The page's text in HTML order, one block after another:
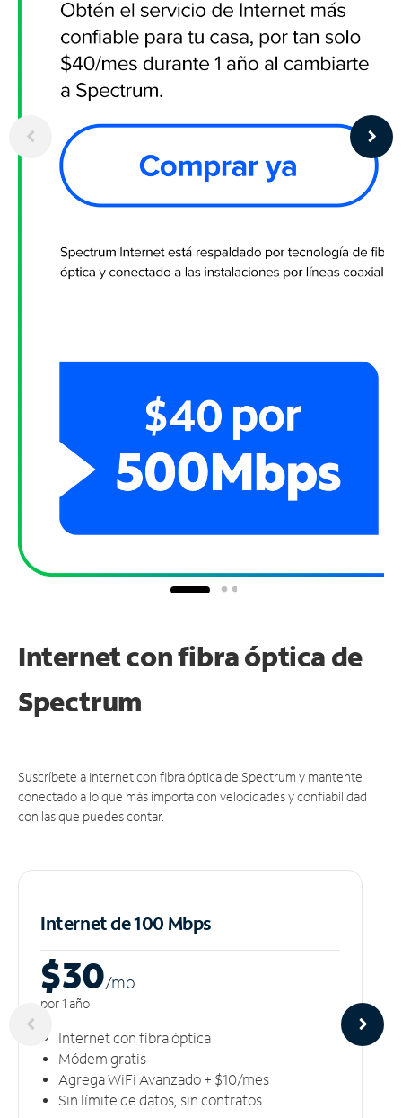
Internet con fibra óptica de
Spectrum
Suscríbete a Internet con fibra óptica de Spectrum y mantente
conectado a lo que más importa con velocidades y confiabilidad
con las que puedes contar.
Internet de 100 Mbps
$30/mo
por 1 año
Internet con fibra óptica
Módem gratis
Agrega WiFi Avanzado + $10/mes
Sin límite de datos, sin contratos